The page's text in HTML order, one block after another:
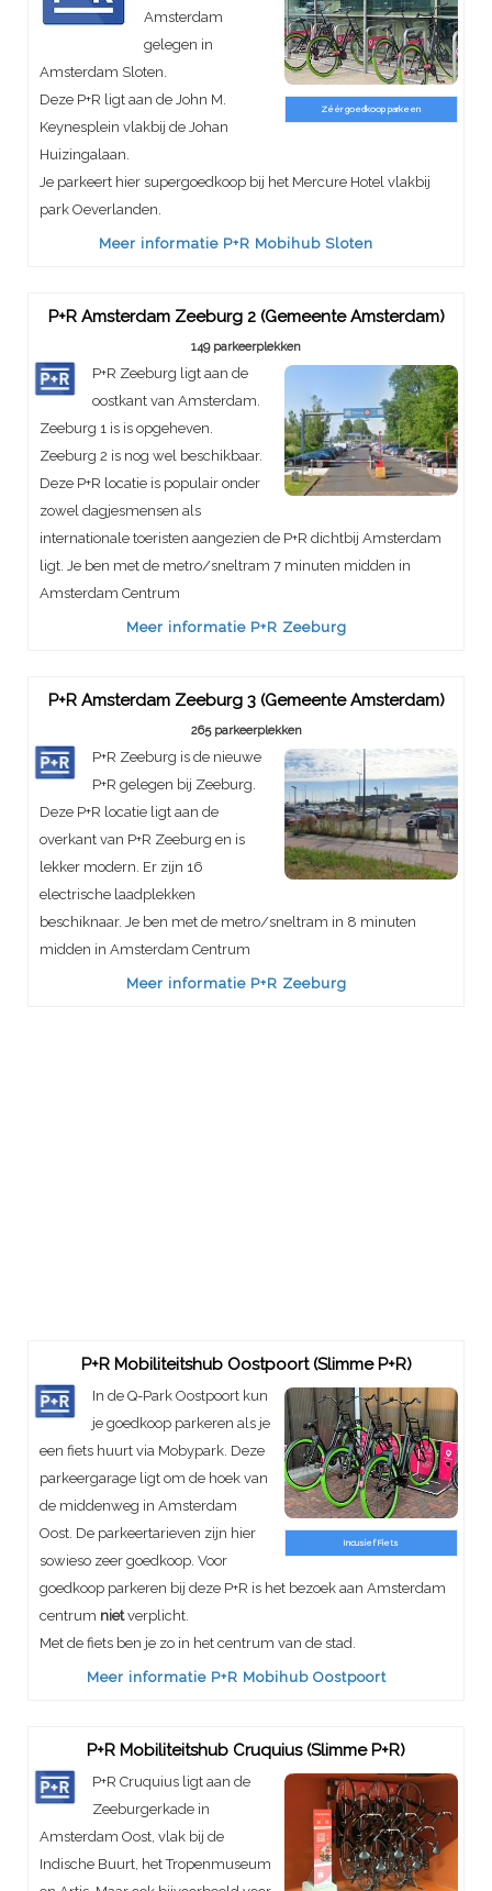
Zéér goedkoop parkeen
Amsterdam
gelegen in
Amsterdam Sloten.
Deze P+R ligt aan de John M.
Keynesplein vlakbij de Johan
Huizingalaan.
Je parkeert hier supergoedkoop bij het Mercure Hotel vlakbij
park Oeverlanden.
Meer informatie P+R Mobihub Sloten
P+R Amsterdam Zeeburg 2 (Gemeente Amsterdam)
149 parkeerplekken
P+R Zeeburg ligt aan de
oostkant van Amsterdam.
Zeeburg 1 is is opgeheven.
Zeeburg 2 is nog wel beschikbaar.
Deze P+R locatie is populair onder
zowel dagjesmensen als
internationale toeristen aangezien de P+R dichtbij Amsterdam
ligt. Je ben met de metro/sneltram 7 minuten midden in
Amsterdam Centrum
Meer informatie P+R Zeeburg
P+R Amsterdam Zeeburg 3 (Gemeente Amsterdam)
265 parkeerplekken
P+R Zeeburg is de nieuwe
P+R gelegen bij Zeeburg.
Deze P+R locatie ligt aan de
overkant van P+R Zeeburg en is
lekker modern. Er zijn 16
electrische laadplekken
beschiknaar. Je ben met de metro/sneltram in 8 minuten
midden in Amsterdam Centrum
Meer informatie P+R Zeeburg
P+R Mobiliteitshub Oostpoort (Slimme P+R)
Incusief Fiets
In de Q-Park Oostpoort kun
je goedkoop parkeren als je
een fiets huurt via Mobypark. Deze
parkeergarage ligt om de hoek van
de middenweg in Amsterdam
Oost. De parkeertarieven zijn hier
sowieso zeer goedkoop. Voor
goedkoop parkeren bij deze P+R is het bezoek aan Amsterdam
centrum nietverplicht.
Met de fiets ben je zo in het centrum van de stad.
Meer informatie P+R Mobihub Oostpoort
P+R Mobiliteitshub Cruquius (Slimme P+R)
P+R Cruquius ligt aan de
Zeeburgerkade in
Amsterdam Oost, vlak bij de
Indische Buurt, het Tropenmuseum